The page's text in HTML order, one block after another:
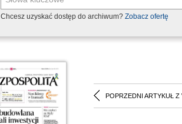
Chcesz uzyskać dostęp do archiwum? Zobacz ofertę
POPRZEDNI ARTYKUŁ Z